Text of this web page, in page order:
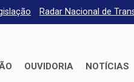
Radar Nacional de
OUVIDORIA NOTÍCIAS